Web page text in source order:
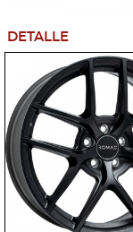
DETALLE